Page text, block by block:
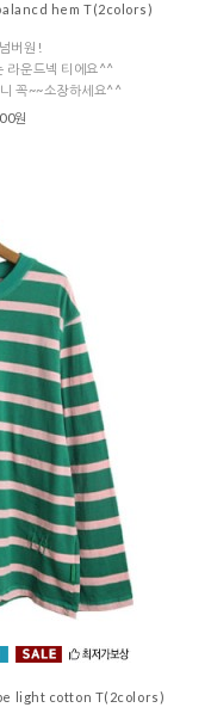
hem T(2colors)
버원!
라운드넥 티에요^^
꼭~~소장하세요^^
원
light cotton T(2colors)